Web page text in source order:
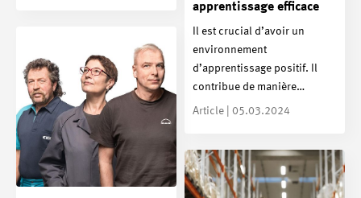
apprentissage efficace
Il est crucial d’avoir un
environnement
d’apprentissage positif. Il
contribue de manière…
Article | 05.03.2024